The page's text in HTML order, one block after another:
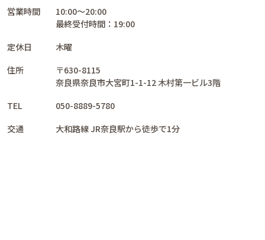
営業時間
10:00～20:00
最終受付時間：19:00
定休日
木曜
住所
〒630-8115
奈良県奈良市大宮町1-1-12 木村第一ビル3階
TEL
050-8889-5780
交通
大和路線 JR奈良駅から徒歩で1分